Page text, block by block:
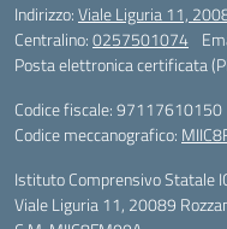
Indirizzo:Viale Liguria 11,
Centralino:0257501074
Posta elettronica certificata
Codice fiscale: 97117610150
Codice meccanografico:
Istituto Comprensivo Statale
Viale Liguria 11, 20089